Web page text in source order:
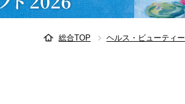
総合TOP ヘルス・ビューティー